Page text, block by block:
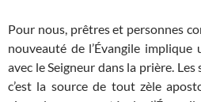
Pour nous, prêtres et personnes
nouveauté de l’Évangile
avec le Seigneur dans la prière.
c’est la source de tout zèle